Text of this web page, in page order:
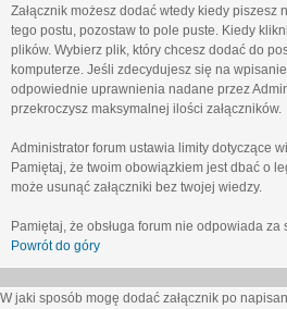
Załącznik możesz dodać wtedy kiedy
tego postu, pozostaw to pole puste. Kiedy
plików. Wybierz plik, który chcesz dodać do
komputerze. Jeśli zdecydujesz się na
odpowiednie uprawnienia nadane przez
przekroczysz maksymalnej ilości załączników.
Administrator forum ustawia limity dotyczące
Pamiętaj, że twoim obowiązkiem jest dbać o
może usunąć załączniki bez twojej wiedzy.
Pamiętaj, że obsługa forum nie odpowiada za
Powrót do góry
W jaki sposób mogę dodać załącznik po